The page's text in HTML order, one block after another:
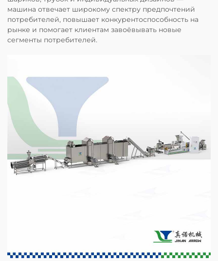
машина отвечает широкому спектру предпочтений
потребителей, повышает конкурентоспособность на
рынке и помогает клиентам завоёвывать новые
сегменты потребителей.